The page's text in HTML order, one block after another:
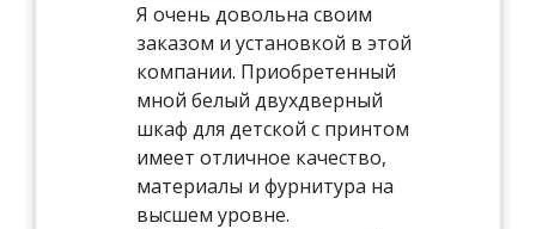
Я очень довольна своим
заказом и установкой в этой
компании. Приобретенный
мной белый двухдверный
шкаф для детской с принтом
имеет отличное качество,
материалы и фурнитура на
высшем уровне.